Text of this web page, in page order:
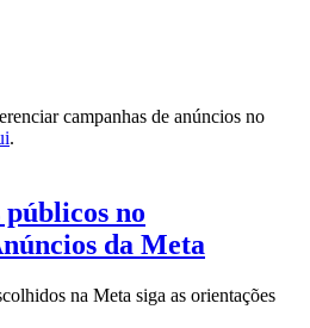
campanhas de anúncios no
.
públicos no
da Meta
na Meta siga as orientações